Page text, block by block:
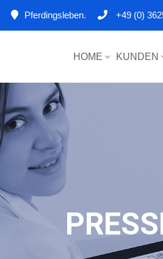
Pferdingsleben. +49 (0)
HOME KUNDEN